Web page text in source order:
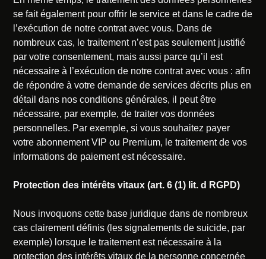
se fait également pour offrir le service et dans le cadre de
l’exécution de notre contrat avec vous. Dans de
nombreux cas, le traitement n’est pas seulement justifié
par votre consentement, mais aussi parce qu’il est
nécessaire à l’exécution de notre contrat avec vous : afin
de répondre à votre demande de services décrits plus en
détail dans nos conditions générales, il peut être
nécessaire, par exemple, de traiter vos données
personnelles. Par exemple, si vous souhaitez payer
votre abonnement VIP ou Premium, le traitement de vos
informations de paiement est nécessaire.
Protection des intérêts vitaux (art. 6 (1) lit. d RGPD)
Nous invoquons cette base juridique dans de nombreux
cas clairement définis (les signalements de suicide, par
exemple) lorsque le traitement est nécessaire à la
protection des intérêts vitaux de la personne concernée